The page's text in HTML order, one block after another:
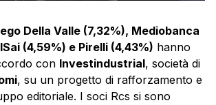
Della Valle (7,32%), Mediobanca
(4,59%) e Pirelli (4,43%) hanno
con Investindustrial, società di
, su un progetto di rafforzamento e
editoriale. I soci Rcs si sono